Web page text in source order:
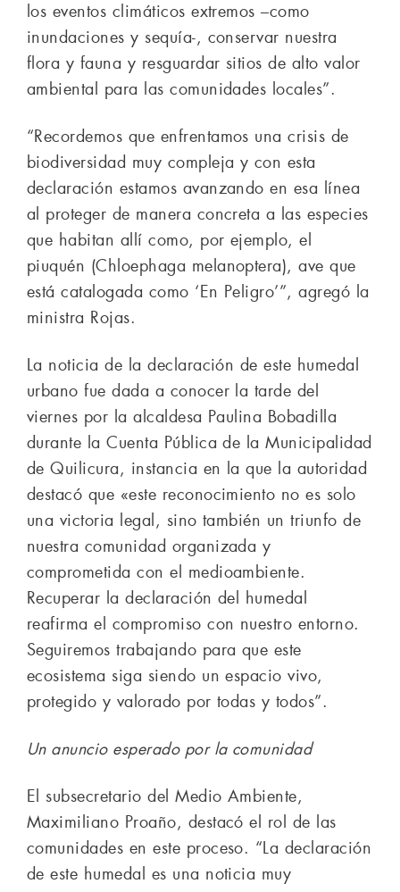
los eventos climáticos extremos –como
inundaciones y sequía-, conservar nuestra
flora y fauna y resguardar sitios de alto valor
ambiental para las comunidades locales”.
“Recordemos que enfrentamos una crisis de
biodiversidad muy compleja y con esta
declaración estamos avanzando en esa línea
al proteger de manera concreta a las especies
que habitan allí como, por ejemplo, el
piuquén (Chloephaga melanoptera), ave que
está catalogada como ‘En Peligro’”, agregó la
ministra Rojas.
La noticia de la declaración de este humedal
urbano fue dada a conocer la tarde del
viernes por la alcaldesa Paulina Bobadilla
durante la Cuenta Pública de la Municipalidad
de Quilicura, instancia en la que la autoridad
destacó que «este reconocimiento no es solo
una victoria legal, sino también un triunfo de
nuestra comunidad organizada y
comprometida con el medioambiente.
Recuperar la declaración del humedal
reafirma el compromiso con nuestro entorno.
Seguiremos trabajando para que este
ecosistema siga siendo un espacio vivo,
protegido y valorado por todas y todos”.
Un anuncio esperado por la comunidad
El subsecretario del Medio Ambiente,
Maximiliano Proaño, destacó el rol de las
comunidades en este proceso. “La declaración
de este humedal es una noticia muy